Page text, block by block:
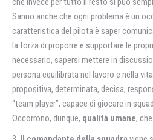
Sanno anche che ogni problema è un
caratteristica del pilota è saper
la forza di proporre e supportare le
necessario, sapersi mettere in
persona equilibrata nel lavoro e nella
propositiva, determinata, decisa,
“team player”, capace di giocare in
Occorrono, dunque, qualità umane,